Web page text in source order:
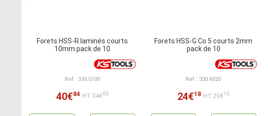
Forets HSS-R laminés courts
10mm pack de 10
Ref : 330.5100
40€84 HT:34€03
Forets HSS-G Co 5 courts 2mm
pack de 10
Ref : 330.6020
24€18 HT:20€15